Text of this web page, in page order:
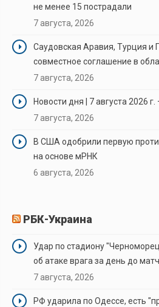
не менее 15 пострадали
7 августа, 2026
Саудовская Аравия, Турция и
совместное соглашение в
7 августа, 2026
Новости дня | 7 августа 2026
7 августа, 2026
В США одобрили первую
на основе мРНК
6 августа, 2026
РБК-Украина
Удар по стадиону
об атаке врага за день до
7 августа, 2026
РФ ударила по Одессе, есть